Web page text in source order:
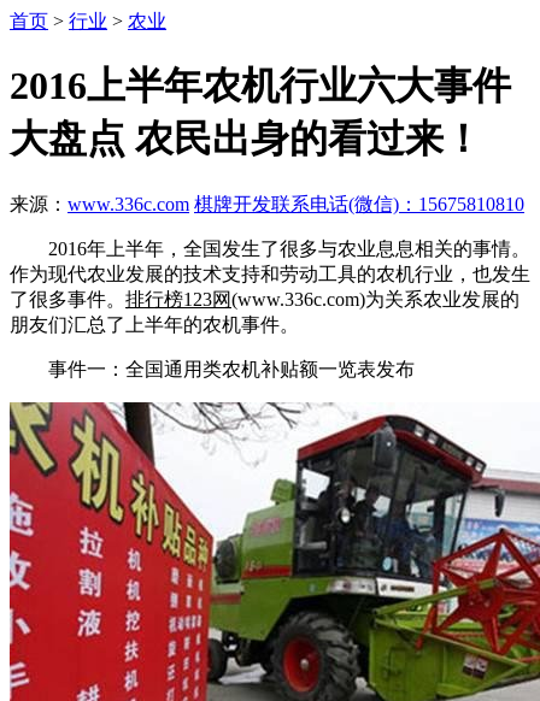
首页 > 行业 > 农业
2016上半年农机行业六大事件
大盘点 农民出身的看过来！
来源： www.336c.com 棋牌开发联系电话(微信)：15675810810
2016年上半年，全国发生了很多与农业息息相关的事情。
作为现代农业发展的技术支持和劳动工具的农机行业，也发生
了很多事件。 排行榜123网(www.336c.com)为关系农业发展的
朋友们汇总了上半年的农机事件。
事件一：全国通用类农机补贴额一览表发布